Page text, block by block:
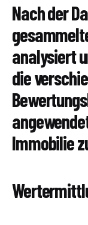
Nach der
analysiert
die
Immobilie